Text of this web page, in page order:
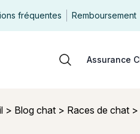
fréquentes Remboursement
Rechercher
Assurance
> Blog chat > Races de chat >